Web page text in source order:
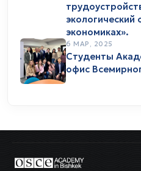
экономиках».
6 МАР, 2025
Студенты
офис